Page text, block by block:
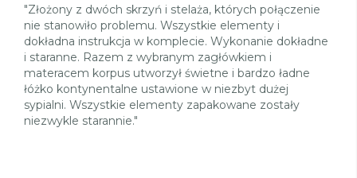
"Złożony z dwóch skrzyń i stelaża, których połączenie
nie stanowiło problemu. Wszystkie elementy i
dokładna instrukcja w komplecie. Wykonanie dokładne
i staranne. Razem z wybranym zagłówkiem i
materacem korpus utworzył świetne i bardzo ładne
łóżko kontynentalne ustawione w niezbyt dużej
sypialni. Wszystkie elementy zapakowane zostały
niezwykle starannie."